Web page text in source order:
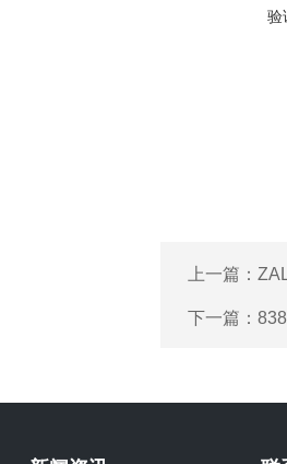
验
上一篇：
下一篇：